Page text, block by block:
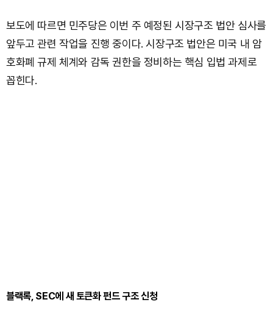
보도에 따르면 민주당은 이번 주 예정된 시장구조 법안 심사를
앞두고 관련 작업을 진행 중이다. 시장구조 법안은 미국 내 암
호화폐 규제 체계와 감독 권한을 정비하는 핵심 입법 과제로
꼽힌다.
블랙록, SEC에 새 토큰화 펀드 구조 신청